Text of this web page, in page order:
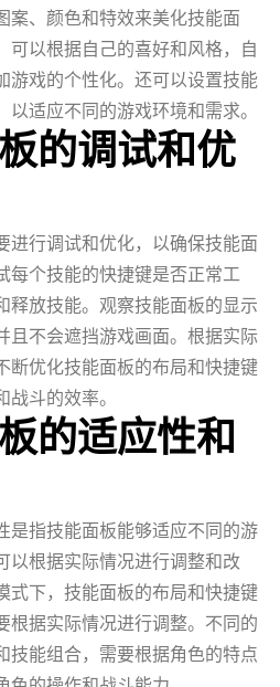
案、颜色和特效来美化技能面
可以根据自己的喜好和风格，自
游戏的个性化。还可以设置技能
适应不同的游戏环境和需求。
的调试和优
进行调试和优化，以确保技能面
每个技能的快捷键是否正常工
释放技能。观察技能面板的显示
且不会遮挡游戏画面。根据实际
断优化技能面板的布局和快捷键
斗的效率。
的适应性和
是指技能面板能够适应不同的游
以根据实际情况进行调整和改
式下，技能面板的布局和快捷键
根据实际情况进行调整。不同的
技能组合，需要根据角色的特点